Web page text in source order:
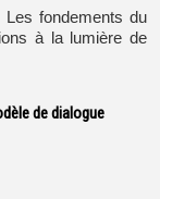
fondements du
à la lumière de
de dialogue